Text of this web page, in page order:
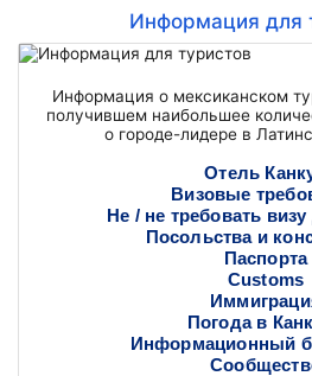
Информация для
Информация о мексиканском
получившем наибольшее
о городе-лидере в
Отель
Визовые
Не / не требовать
Посольства и
Паспорта
Customs
Погода в
Информационный